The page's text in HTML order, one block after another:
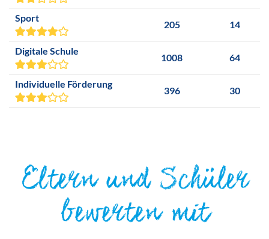
Sport
205 14
Digitale Schule
1008 64
Individuelle Förderung
396 30
Eltern und Schüler
bewerten mit